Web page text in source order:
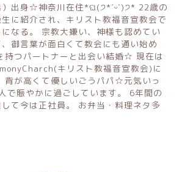
）出身☆神奈川在住*ଘ(੭*ˊᵕˋ)੭* 22歳の
に紹介され、キリスト教福音宣教会で
なる。 宗教大嫌い、神様も認めてい
御言葉が面白くて教会にも通い始め
持つパートナーと出会い結婚☆ 現在は
キリスト教福音宣教会)に
背が高くて優しいごうパパ☆元気いっ
で賑やかに過ごしています。 6年間の
て今は正社員。 お弁当・料理ネタ多